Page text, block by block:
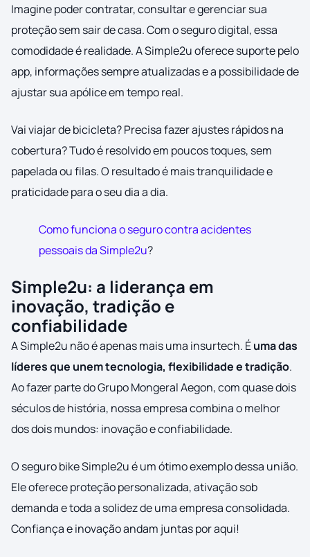
Imagine poder contratar, consultar e gerenciar sua
proteção sem sair de casa. Com o seguro digital, essa
comodidade é realidade. A Simple2u oferece suporte pelo
app, informações sempre atualizadas e a possibilidade de
ajustar sua apólice em tempo real.
Vai viajar de bicicleta? Precisa fazer ajustes rápidos na
cobertura? Tudo é resolvido em poucos toques, sem
papelada ou filas. O resultado é mais tranquilidade e
praticidade para o seu dia a dia.
Como funciona o seguro contra acidentes
pessoais da Simple2u?
Simple2u: a liderança em
inovação, tradição e
confiabilidade
A Simple2u não é apenas mais uma insurtech. Éuma das
líderes que unem tecnologia, flexibilidade e tradição.
Ao fazer parte do Grupo Mongeral Aegon, com quase dois
séculos de história, nossa empresa combina o melhor
dos dois mundos: inovação e confiabilidade.
O seguro bike Simple2u é um ótimo exemplo dessa união.
Ele oferece proteção personalizada, ativação sob
demanda e toda a solidez de uma empresa consolidada.
Confiança e inovação andam juntas por aqui!